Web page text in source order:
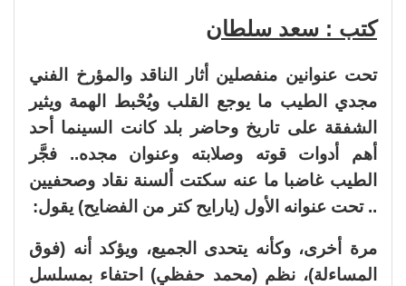
كتب : سعد سلطان
تحت عنوانين منفصلين أثار الناقد والمؤرخ الفني
مجدي الطيب ما يوجع القلب ويُحْبط الهمة ويثير
الشفقة على تاريخ وحاضر بلد كانت السينما أحد
أهم أدوات قوته وصلابته وعنوان مجده.. فجَّر
الطيب غاضبا ما عنه سكتت ألسنة نقاد وصحفيين
.. تحت عنوانه الأول (يارايح كتر من الفضايح) يقول:
مرة أخرى، وكأنه يتحدى الجميع، ويؤكد أنه (فوق
المساءلة)، نظم (محمد حفظي) احتفاء بمسلسل